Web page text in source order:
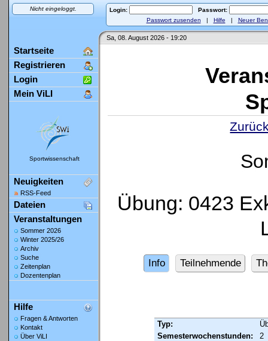
Nicht eingeloggt. Login:
Passwort:
Passwort zusenden | Hilfe | Neuer
Sa, 08. August 2026 - 19:20
Startseite
Registrieren
Login
Mein ViLI
Sportwissenschaft
Neuigkeiten
RSS-Feed
Dateien
Veranstaltungen
Sommer 2026
Winter 2025/26
Archiv
Suche
Zeitenplan
Dozentenplan
Hilfe
Fragen & Antworten
Kontakt
Über ViLI
Übung: 0423
Info Teilnehmende
Typ:
Semesterwochenstunden:
2